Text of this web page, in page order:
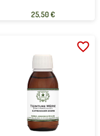
Prix
25,50 €
favorite_border